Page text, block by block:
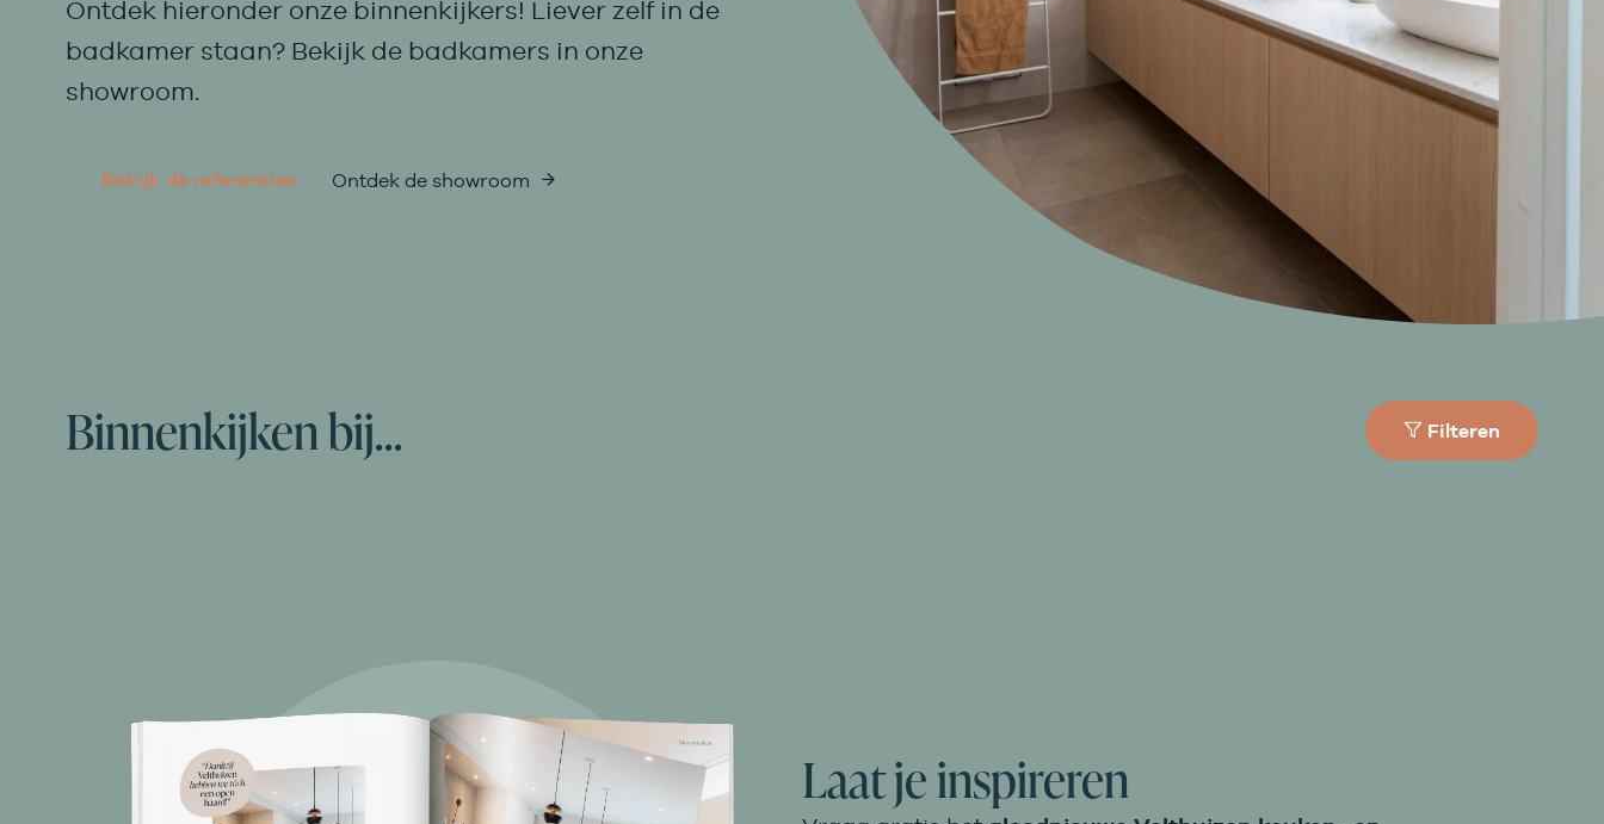
Ontdek hieronder onze binnenkijkers! Liever zelf in de
badkamer staan? Bekijk de badkamers in onze
showroom.
Bekijk de referenties Ontdek de showroom
Binnenkijken bij… Filteren
Laat je inspireren